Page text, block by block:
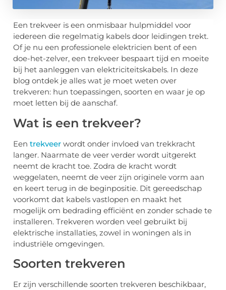
Een trekveer is een onmisbaar hulpmiddel voor
iedereen die regelmatig kabels door leidingen trekt.
Of je nu een professionele elektricien bent of een
doe-het-zelver, een trekveer bespaart tijd en moeite
bij het aanleggen van elektriciteitskabels. In deze
blog ontdek je alles wat je moet weten over
trekveren: hun toepassingen, soorten en waar je op
moet letten bij de aanschaf.
Wat is een trekveer?
Een trekveer wordt onder invloed van trekkracht
langer. Naarmate de veer verder wordt uitgerekt
neemt de kracht toe. Zodra de kracht wordt
weggelaten, neemt de veer zijn originele vorm aan
en keert terug in de beginpositie. Dit gereedschap
voorkomt dat kabels vastlopen en maakt het
mogelijk om bedrading efficiënt en zonder schade te
installeren. Trekveren worden veel gebruikt bij
elektrische installaties, zowel in woningen als in
industriële omgevingen.
Soorten trekveren
Er zijn verschillende soorten trekveren beschikbaar,